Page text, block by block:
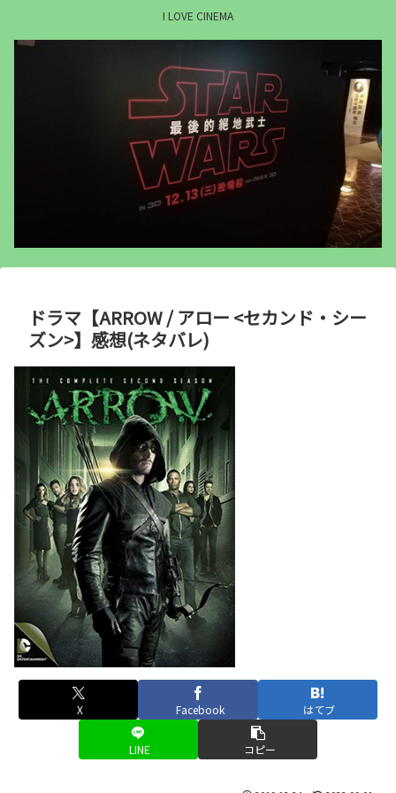
I LOVE CINEMA
ドラマ【ARROW / アロー <セカンド・シー
ズン>】感想(ネタバレ)
X Facebook はてブ
LINE コピー